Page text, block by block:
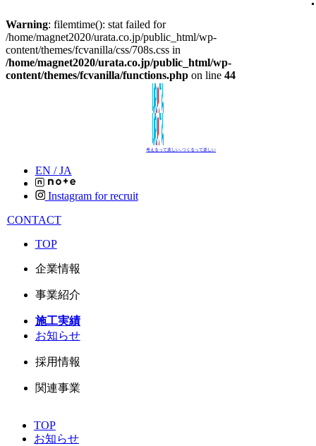
Warning: filemtime(): stat failed for
/home/magnet2020/urata.co.jp/public_html/wp-
content/themes/fcvanilla/css/708s.css in
/home/magnet2020/urata.co.jp/public_html/wp-
content/themes/fcvanilla/functions.php on line 44
考えるって楽しい､つくるって楽しい
EN /JA
Instagram for recruit
CONTACT
TOP
企業情報
事業紹介
施工実績
お知らせ
採用情報
関連事業
TOP
お知らせ